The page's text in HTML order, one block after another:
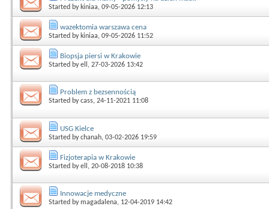
Started by kiniaa, 09-05-2026 12:13
wazektomia warszawa cena
Started by kiniaa, 09-05-2026 11:52
Biopsja piersi w Krakowie
Started byell , 27-03-2026 13:42
Problem z bezsennością
Started bycass, 24-11-2021 11:08
USG Kielce
Started bychanah, 03-02-2026 19:59
Fizjoterapia w Krakowie
Started byell , 20-08-2018 10:38
Innowacje medyczne
Started bymagadalena, 12-04-2019 14:42